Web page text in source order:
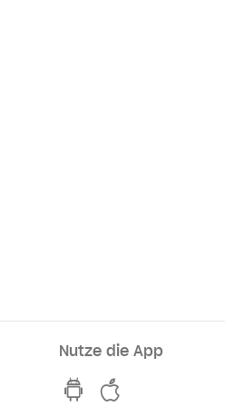
Nutze die App
hvv switch App